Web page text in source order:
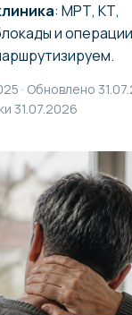
: МРТ, КТ,
и
· Обновлено
31.07.2026